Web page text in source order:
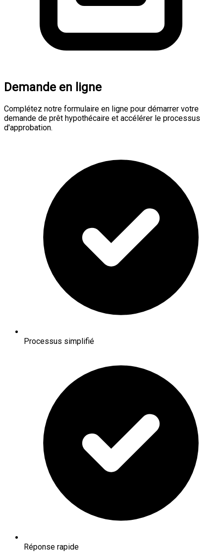
Demande en ligne
Complétez notre formulaire en ligne pour démarrer votre
demande de prêt hypothécaire et accélérer le processus
d'approbation.
Processus simplifié
Réponse rapide